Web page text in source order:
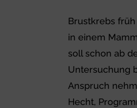
Brustkrebs
in einem
soll schon ab
Untersuchung
Anspruch
Hecht,